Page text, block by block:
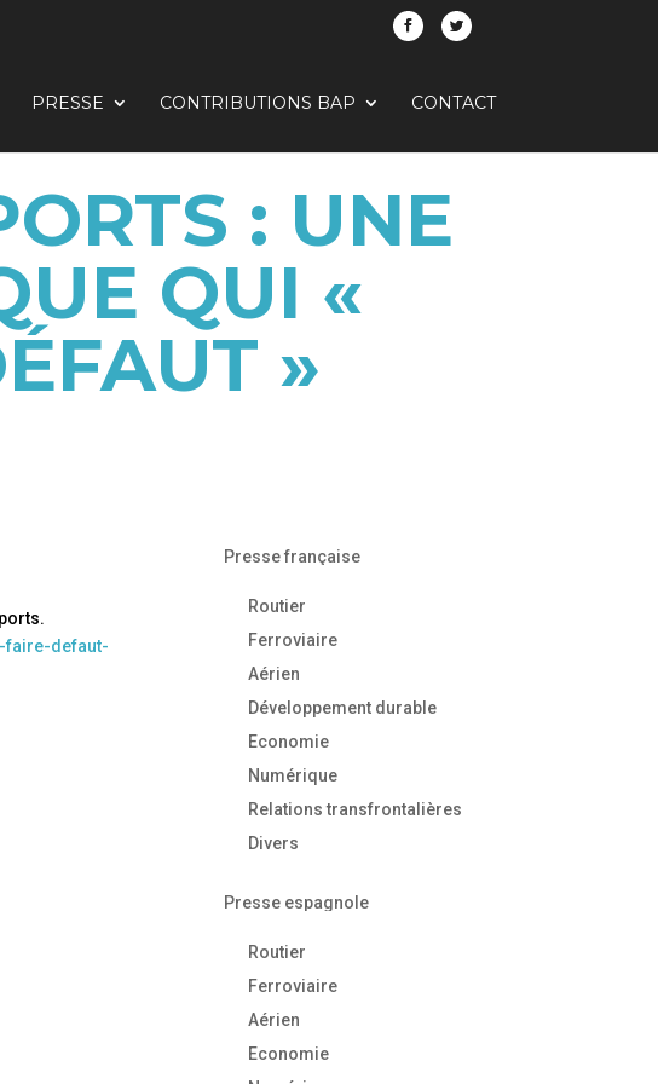
PRESSE CONTRIBUTIONS BAP CONTACT
: UNE
QUI «
»
faire-defaut-
Presse française
Routier
Ferroviaire
Aérien
Développement durable
Economie
Numérique
Relations transfrontalières
Divers
Presse espagnole
Routier
Ferroviaire
Aérien
Economie